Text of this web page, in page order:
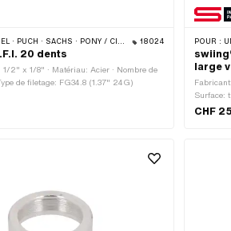
· SACHS · PONY / CILO (BÊTA 521 & 512) 18024
20 dents
1/2" x 1/8" · Matériau: Acier · Nombre de
de filetage: FG34.8 (1.37" 24G)
POUR :
large
Surface:
Clé de
CHF